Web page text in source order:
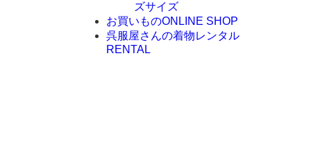
ズサイズ
お買いものONLINE SHOP
呉服屋さんの着物レンタル
RENTAL